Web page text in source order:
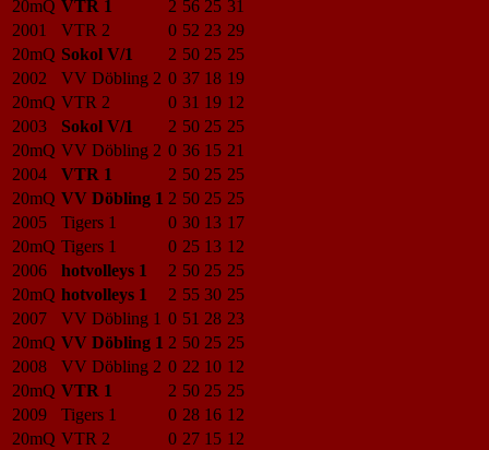
20mQ VTR 1 2 56 25 31
2001
VTR 2 0 52 23 29
20mQ Sokol V/1 2 50 25 25
2002
VV Döbling 2 0 37 18 19
20mQ VTR 2 0 31 19 12
2003
Sokol V/1 2 50 25 25
20mQ VV Döbling 2 0 36 15 21
2004
VTR 1 2 50 25 25
20mQ VV Döbling 1 2 50 25 25
2005
Tigers 1 0 30 13 17
20mQ Tigers 1 0 25 13 12
2006
hotvolleys 1 2 50 25 25
20mQ hotvolleys 1 2 55 30 25
2007
VV Döbling 1 0 51 28 23
20mQ VV Döbling 1 2 50 25 25
2008
VV Döbling 2 0 22 10 12
20mQ VTR 1 2 50 25 25
2009
Tigers 1 0 28 16 12
20mQ VTR 2 0 27 15 12